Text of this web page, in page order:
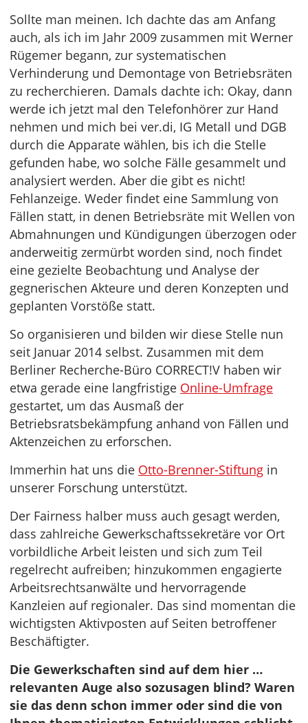
Sollte man meinen. Ich dachte das am Anfang
auch, als ich im Jahr 2009 zusammen mit Werner
Rügemer begann, zur systematischen
Verhinderung und Demontage von Betriebsräten
zu recherchieren. Damals dachte ich: Okay, dann
werde ich jetzt mal den Telefonhörer zur Hand
nehmen und mich bei ver.di, IG Metall und DGB
durch die Apparate wählen, bis ich die Stelle
gefunden habe, wo solche Fälle gesammelt und
analysiert werden. Aber die gibt es nicht!
Fehlanzeige. Weder findet eine Sammlung von
Fällen statt, in denen Betriebsräte mit Wellen von
Abmahnungen und Kündigungen überzogen oder
anderweitig zermürbt worden sind, noch findet
eine gezielte Beobachtung und Analyse der
gegnerischen Akteure und deren Konzepten und
geplanten Vorstöße statt.
So organisieren und bilden wir diese Stelle nun
seit Januar 2014 selbst. Zusammen mit dem
Berliner Recherche-Büro CORRECT!V haben wir
etwa gerade eine langfristige Online-Umfrage
gestartet, um das Ausmaß der
Betriebsratsbekämpfung anhand von Fällen und
Aktenzeichen zu erforschen.
Immerhin hat uns die Otto-Brenner-Stiftung in
unserer Forschung unterstützt.
Der Fairness halber muss auch gesagt werden,
dass zahlreiche Gewerkschaftssekretäre vor Ort
vorbildliche Arbeit leisten und sich zum Teil
regelrecht aufreiben; hinzukommen engagierte
Arbeitsrechtsanwälte und hervorragende
Kanzleien auf regionaler. Das sind momentan die
wichtigsten Aktivposten auf Seiten betroffener
Beschäftigter.
Die Gewerkschaften sind auf dem hier …
relevanten Auge also sozusagen blind? Waren
sie das denn schon immer oder sind die von